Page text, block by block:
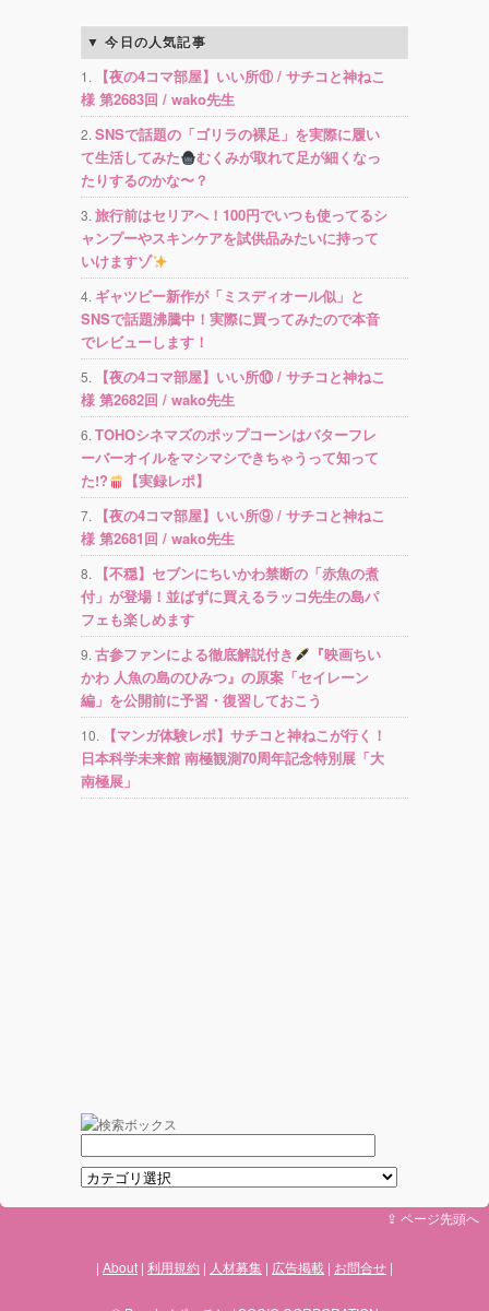
今日の人気記事
【夜の4コマ部屋】いい所⑪ / サチコと神ねこ
様 第2683回 / wako先生
SNSで話題の「ゴリラの裸足」を実際に履い
て生活してみた
むくみが取れて足が細くなっ
たりするのかな〜？
旅行前はセリアへ！100円でいつも使ってるシ
ャンプーやスキンケアを試供品みたいに持って
いけますゾ
ギャツビー新作が「ミスディオール似」と
SNSで話題沸騰中！実際に買ってみたので本音
でレビューします！
【夜の4コマ部屋】いい所⑩ / サチコと神ねこ
様 第2682回 / wako先生
TOHOシネマズのポップコーンはバターフレ
ーバーオイルをマシマシできちゃうって知って
た!?
【実録レポ】
【夜の4コマ部屋】いい所⑨ / サチコと神ねこ
様 第2681回 / wako先生
【不穏】セブンにちいかわ禁断の「赤魚の煮
付」が登場！並ばずに買えるラッコ先生の島パ
フェも楽しめます
古参ファンによる徹底解説付き
『映画ちい
かわ 人魚の島のひみつ』の原案「セイレーン
編」を公開前に予習・復習しておこう
【マンガ体験レポ】サチコと神ねこが行く！
日本科学未来館 南極観測70周年記念特別展「大
南極展」
⇪ ページ先頭へ
About 利用規約 人材募集 広告掲載 お問合せ